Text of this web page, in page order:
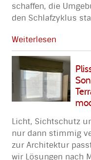
schaffen, die
den Schlafzyklus
Weiterlesen
Licht, Sichtschutz
nur dann stimmig
zur Architektur
wir Lösungen nach